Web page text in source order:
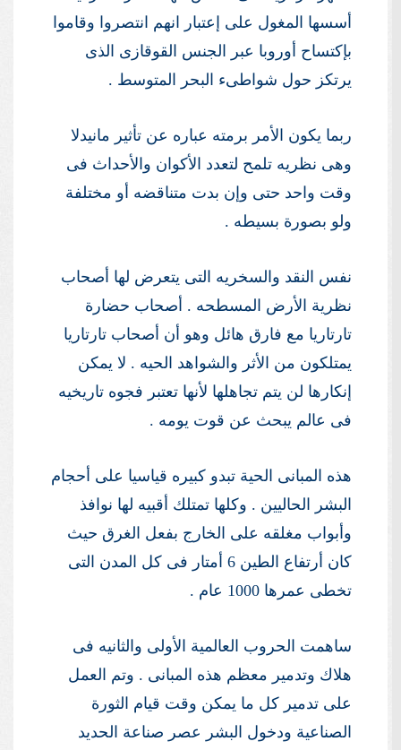
أسسها المغول على إعتبار انهم انتصروا وقاموا
بإكتساح أوروبا عبر الجنس القوقازى الذى
يرتكز حول شواطىء البحر المتوسط .
ربما يكون الأمر برمته عباره عن تأثير مانيدلا
وهى نظريه تلمح لتعدد الأكوان والأحداث فى
وقت واحد حتى وإن بدت متناقضه أو مختلفة
ولو بصورة بسيطه .
نفس النقد والسخريه التى يتعرض لها أصحاب
نظرية الأرض المسطحه . أصحاب حضارة
تارتاريا مع فارق هائل وهو أن أصحاب تارتاريا
يمتلكون من الأثر والشواهد الحيه . لا يمكن
إنكارها لن يتم تجاهلها لأنها تعتبر فجوه تاريخيه
فى عالم يبحث عن قوت يومه .
هذه المبانى الحية تبدو كبيره قياسيا على أحجام
البشر الحاليين . وكلها تمتلك أقبيه لها نوافذ
وأبواب مغلقه على الخارج بفعل الغرق حيث
كان أرتفاع الطين 6 أمتار فى كل المدن التى
تخطى عمرها 1000 عام .
ساهمت الحروب العالمية الأولى والثانيه فى
هلاك وتدمير معظم هذه المبانى . وتم العمل
على تدمير كل ما يمكن وقت قيام الثورة
الصناعية ودخول البشر عصر صناعة الحديد